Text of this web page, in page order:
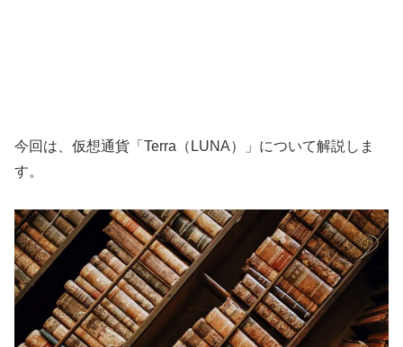
今回は、仮想通貨「Terra（LUNA）」について解説しま
す。